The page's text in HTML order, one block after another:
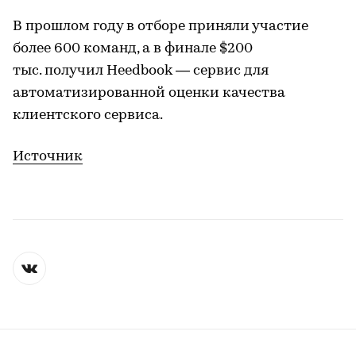
В прошлом году в отборе приняли участие
более 600 команд, а в финале $200
тыс. получил Heedbook — сервис для
автоматизированной оценки качества
клиентского сервиса.
Источник